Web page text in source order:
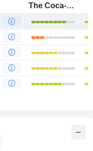
The Coca-Cola Company